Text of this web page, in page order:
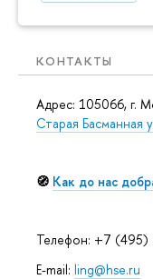
КОНТАКТЫ
Адрес: 105066, г.
Старая Басманная
🧭 Как до нас
Телефон: +7
E-mail: ling@hse.ru